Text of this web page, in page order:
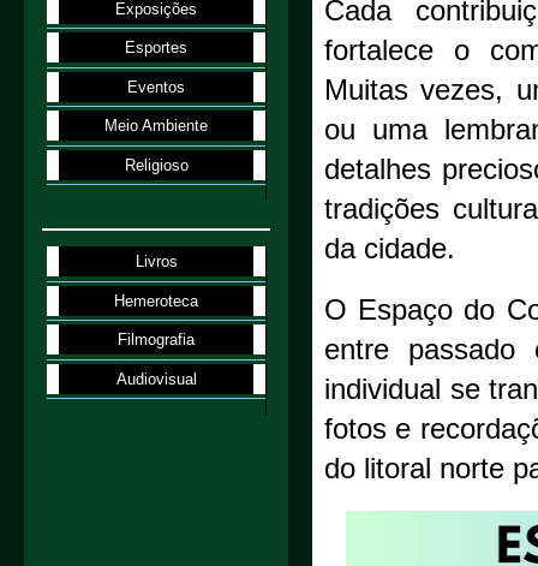
Cada
fortalece o
Muitas vezes,
ou uma
detalhes
tradições
da cidade.
O Espaço do
entre
individual se
fotos e
do litoral norte
Exposições
Esportes
Eventos
Meio Ambiente
Religioso
Livros
Hemeroteca
Filmografia
Audiovisual